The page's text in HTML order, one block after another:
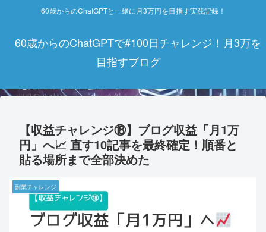
60歳からのChatGPTと一緒に月3万円を目指す実践記録！
60歳からのChatGPTで#100日チャレンジ！月3万を
目指すブログ
【収益チャレンジ⑱】ブログ収益「月1万
円」へ📈 直す10記事を最終確定！順番と
貼る場所まで全部決めた
副業チャレンジ